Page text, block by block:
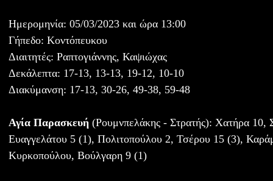
Ημερομηνία: 05/03/2023 και ώρα 13:00
Γήπεδο: Κοντόπευκου
Διαιτητές: Ραπτογιάννης, Καψιώχας
Δεκάλεπτα: 17-13, 13-13, 19-12, 10-10
Διακύμανση: 17-13, 30-26, 49-38, 59-48
Αγία Παρασκευή (Ρουμνπελάκης - Στρατής): Χατήρα 10,
Ευαγγελάτου 5 (1), Πολιτοπούλου 2, Τσέρου 15 (3),
Κυρκοπούλου, Βούλγαρη 9 (1)